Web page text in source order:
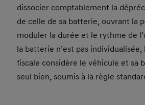
dissocier comptablement la
de celle de sa batterie, ouvrant la
moduler la durée et le rythme de
la batterie n’est pas individualisée,
fiscale considère le véhicule et sa
seul bien, soumis à la règle